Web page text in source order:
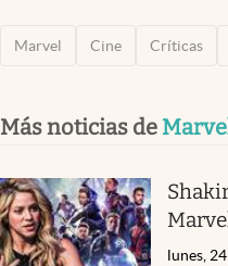
Marvel Cine Críticas
Más noticias de
lunes,